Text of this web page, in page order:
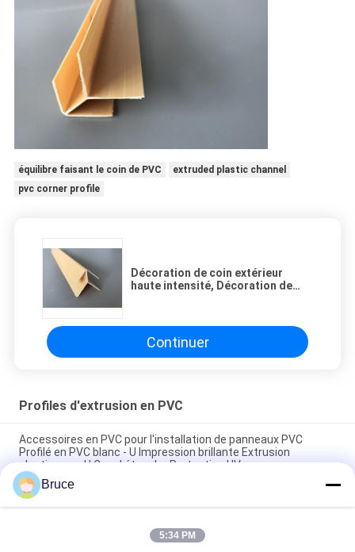
équilibre faisant le coin de PVC
extruded plastic channel
pvc corner profile
Décoration de coin extérieur
haute intensité, Décoration de
Continuer
Profiles d'extrusion en PVC
Accessoires en PVC pour l'installation de panneaux PVC
Profilé en PVC blanc - U Impression brillante Extrusion
plastique en U Canal étanche Protection UV
Profiles d'extrusion en PVC étanches avec traitement de
surface d'impression
Profiles en plastique extrudés à l'extérieur / Profiles en PVC
Bruce
5:34 PM